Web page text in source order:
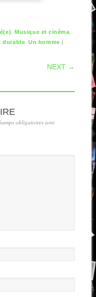
,Musique et cinéma
durable ,Un homme |
NEXT →
obligatoires sont